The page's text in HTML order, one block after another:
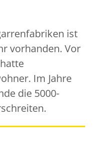
ist
vorhanden. Vor
Im Jahre
die 5000-